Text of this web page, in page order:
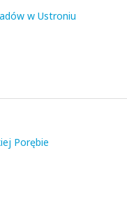
w Ustroniu
Porębie